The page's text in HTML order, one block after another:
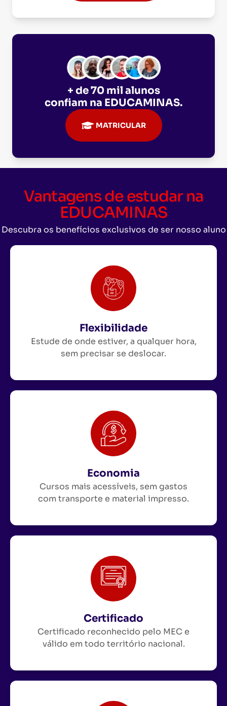
+ de 70 mil alunos
confiam na EDUCAMINAS.
MATRICULAR
Vantagens de estudar na
EDUCAMINAS
Descubra os benefícios exclusivos de ser nosso aluno
Flexibilidade
Estude de onde estiver, a qualquer hora,
sem precisar se deslocar.
Economia
Cursos mais acessíveis, sem gastos
com transporte e material impresso.
Certificado
Certificado reconhecido pelo MEC e
válido em todo território nacional.